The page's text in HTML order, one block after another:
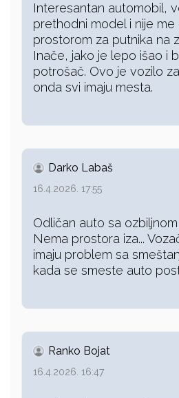
Interesantan automobil,
prethodni model i nije
prostorom za putnika na
Inače, jako je lepo išao i
potrošač. Ovo je vozilo
onda svi imaju mesta.
Darko Labaš
16.4.2026. 17:55
Odličan auto sa
Nema prostora iza...
imaju problem sa
kada se smeste auto
Ranko Bojat
16.4.2026. 16:47